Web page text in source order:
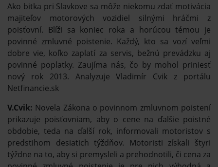
Ako bitka pri Slavkove sa môže niekomu zdať motivácia
majiteľov motorových vozidiel silnými hráčmi z
poisťovní. Blíži sa koniec roka a horúcou témou je
povinné zmluvné poistenie. Každý, kto sa vozí veľmi
dobre vie, koľko zaplatí za servis, bežnú prevádzku aj
povinné poplatky. Zaujíma nás, čo by mohol priniesť
nový rok 2013. Analyzuje Vladimír Cvik z portálu
Netfinancie.sk
V.Cvik: Novela Zákona o povinnom zmluvnom poistení
prikazuje poisťovniam, aby o cene na ďalšie poistné
obdobie, teda na ďalší rok, informovali motoristov s
predstihom desiatich týždňov. Motoristi získali štyri
týždne na to, aby si premysleli a prehodnotili, či cena za